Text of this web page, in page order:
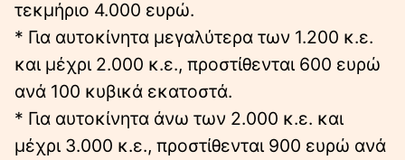
τεκμήριο 4.000 ευρώ.
* Για αυτοκίνητα μεγαλύτερα των 1.200 κ.ε.
και μέχρι 2.000 κ.ε., προστίθενται 600 ευρώ
ανά 100 κυβικά εκατοστά.
* Για αυτοκίνητα άνω των 2.000 κ.ε. και
μέχρι 3.000 κ.ε., προστίθενται 900 ευρώ ανά